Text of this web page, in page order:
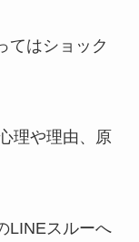
てはショック
理や理由、原
LINEスルーへ